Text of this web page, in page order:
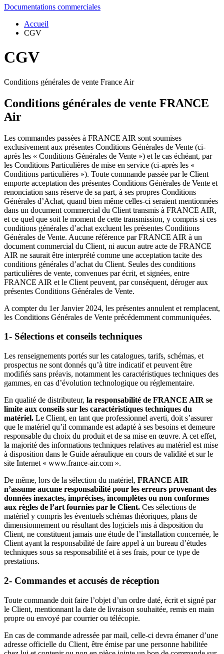
Documentations commerciales
Accueil
CGV
CGV
Conditions générales de vente France Air
Conditions générales de vente FRANCE
Air
Les commandes passées à FRANCE AIR sont soumises
exclusivement aux présentes Conditions Générales de Vente (ci-
après les « Conditions Générales de Vente ») et le cas échéant, par
les Conditions Particulières de mise en service (ci-après les «
Conditions particulières »). Toute commande passée par le Client
emporte acceptation des présentes Conditions Générales de Vente et
renonciation sans réserve de sa part, à ses propres Conditions
Générales d’Achat, quand bien même celles-ci seraient mentionnées
dans un document commercial du Client transmis à FRANCE AIR,
et ce quel que soit le moment de cette transmission, y compris si ces
conditions générales d’achat excluent les présentes Conditions
Générales de Vente. Aucune référence par FRANCE AIR à un
document commercial du Client, ni aucun autre acte de FRANCE
AIR ne saurait être interprété comme une acceptation tacite des
conditions générales d’achat du Client. Seules des conditions
particulières de vente, convenues par écrit, et signées, entre
FRANCE AIR et le Client peuvent, par conséquent, déroger aux
présentes Conditions Générales de Vente.
A compter du 1er Janvier 2024, les présentes annulent et remplacent,
les Conditions Générales de Vente précédemment communiquées.
1- Sélections et conseils techniques
Les renseignements portés sur les catalogues, tarifs, schémas, et
prospectus ne sont donnés qu’à titre indicatif et peuvent être
modifiés sans préavis, notamment les caractéristiques techniques des
gammes, en cas d’évolution technologique ou réglementaire.
En qualité de distributeur, la responsabilité de FRANCE AIR se
limite aux conseils sur les caractéristiques techniques du
matériel. Le Client, en tant que professionnel averti, doit s’assurer
que le matériel qu’il commande est adapté à ses besoins et demeure
responsable du choix du produit et de sa mise en œuvre. A cet effet,
la majorité des informations techniques relatives au matériel est mise
à disposition dans le Guide aéraulique en cours de validité et sur le
site Internet « www.france-air.com ».
De même, lors de la sélection du matériel, FRANCE AIR
n’assume aucune responsabilité pour les erreurs provenant des
données inexactes, imprécises, incomplètes ou non conformes
aux règles de l’art fournies par le Client. Ces sélections de
matériel y compris les éventuels schémas théoriques, plans de
dimensionnement ou résultant des logiciels mis à disposition du
Client, ne constituent jamais une étude de l’installation concernée, le
Client ayant la responsabilité de faire appel à un bureau d’études
techniques sous sa responsabilité et à ses frais, pour ce type de
prestations.
2- Commandes et accusés de réception
Toute commande doit faire l’objet d’un ordre daté, écrit et signé par
le Client, mentionnant la date de livraison souhaitée, remis en main
propre ou envoyé par courrier ou télécopie.
En cas de commande adressée par mail, celle-ci devra émaner d’une
adresse officielle du Client, être émise par une personne habilitée